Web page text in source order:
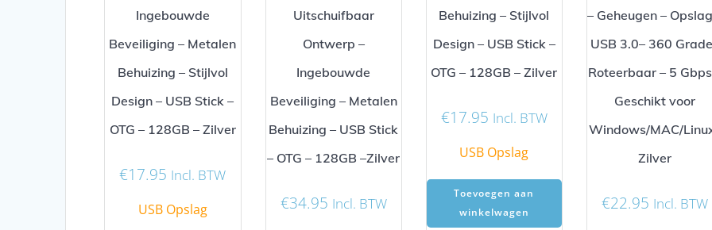
Ingebouwde
Beveiliging – Metalen
Behuizing – Stijlvol
Design – USB Stick –
OTG – 128GB – Zilver
€17.95 Incl. BTW
USB Opslag
Uitschuifbaar
Ontwerp –
Ingebouwde
Beveiliging – Metalen
Behuizing – USB Stick
– OTG – 128GB –Zilver
€34.95 Incl. BTW
Behuizing – Stijlvol
Design – USB Stick –
OTG – 128GB – Zilver
€17.95 Incl. BTW
USB Opslag
Toevoegen aan
winkelwagen
– Geheugen –
USB 3.0– 360
Roteerbaar – 5
Geschikt voor
Windows/MAC/
Zilver
€22.95 Incl. BTW